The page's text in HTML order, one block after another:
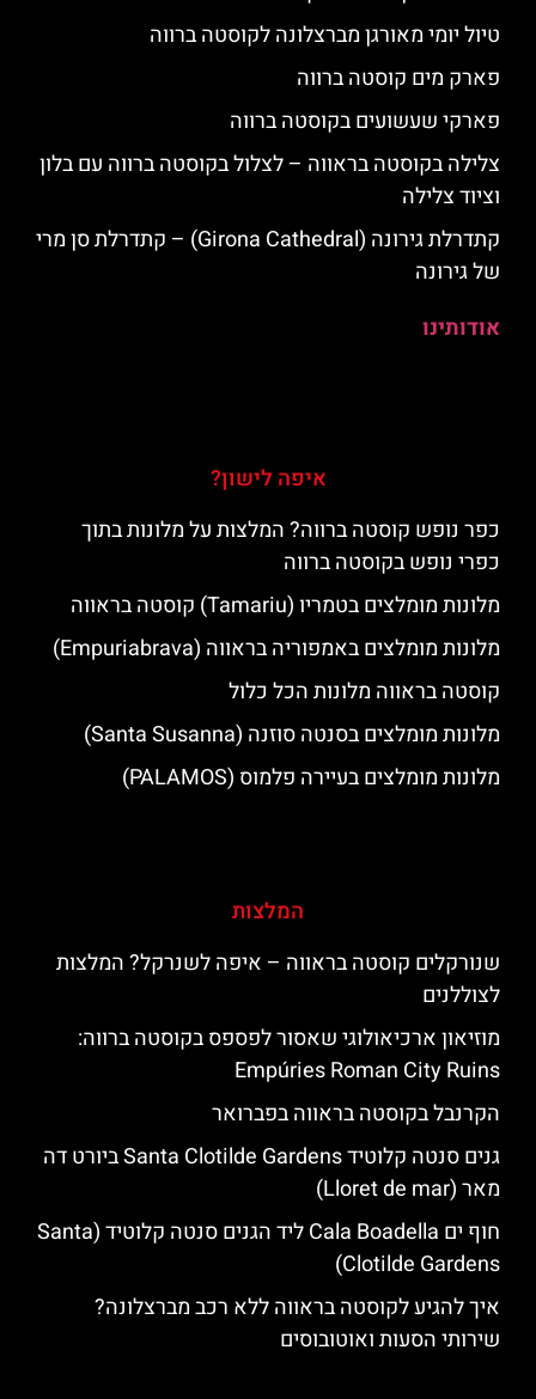
טיול יומי מאורגן מברצלונה לקוסטה ברווה
פארק מים קוסטה ברווה
פארקי שעשועים בקוסטה ברווה
צלילה בקוסטה בראווה – לצלול בקוסטה ברווה עם בלון
וציוד צלילה
קתדרלת גירונה (Girona Cathedral) – קתדרלת סן מרי
של גירונה
אודותינו
איפה לישון?
כפר נופש קוסטה ברווה? המלצות על מלונות בתוך
כפרי נופש בקוסטה ברווה
מלונות מומלצים בטמריו (Tamariu) קוסטה בראווה
מלונות מומלצים באמפוריה בראווה (Empuriabrava)
קוסטה בראווה מלונות הכל כלול
מלונות מומלצים בסנטה סוזנה (Santa Susanna)
מלונות מומלצים בעיירה פלמוס (PALAMOS)
המלצות
שנורקלים קוסטה בראווה – איפה לשנרקל? המלצות
לצוללנים
מוזיאון ארכיאולוגי שאסור לפספס בקוסטה ברווה:
Empúries Roman City Ruins
הקרנבל בקוסטה בראווה בפברואר
גנים סנטה קלוטיד Santa Clotilde Gardens ביורט דה
מאר (Lloret de mar)
חוף ים Cala Boadella ליד הגנים סנטה קלוטיד (Santa
Clotilde Gardens)
איך להגיע לקוסטה בראווה ללא רכב מברצלונה?
שירותי הסעות ואוטובוסים